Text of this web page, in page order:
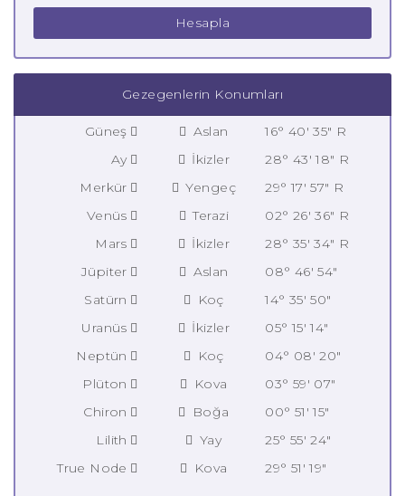
Hesapla
Gezegenlerin Konumları
Güneş Aslan
16° 40' 35" R
Ay
İkizler
28° 43' 18" R
Merkür
Yengeç
29° 17' 57" R
Venüs
Terazi
02° 26' 36" R
Mars
İkizler
28° 35' 34" R
Jüpiter
Aslan
08° 46' 54"
Satürn
Koç
14° 35' 50"
Uranüs
İkizler
05° 15' 14"
Neptün
Koç
04° 08' 20"
Plüton
Kova
03° 59' 07"
Chiron
Boğa
00° 51' 15"
Lilith
Yay
25° 55' 24"
True Node
Kova 29° 51' 19"